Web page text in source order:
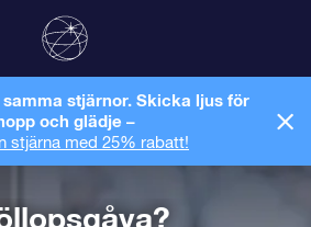
stjärnor. Skicka ljus för
och glädje –
stjärna med 25% rabatt!